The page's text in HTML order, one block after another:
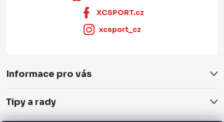
XCSPORT.cz
xcsport_cz
Informace pro vás
Tipy a rady